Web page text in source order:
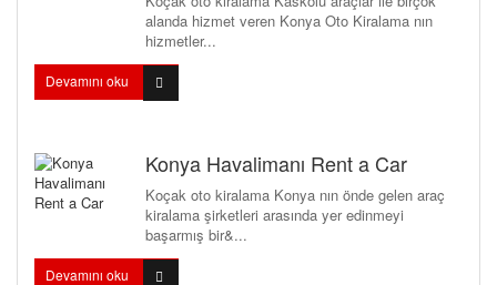
alanda hizmet veren Konya Oto Kiralama nın
hizmetler...
Devamını oku
Konya Havalimanı Rent a Car
Koçak oto kiralama Konya nın önde gelen araç
kiralama şirketleri arasında yer edinmeyi
başarmış bir&...
Devamını oku